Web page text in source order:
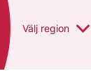
Välj region